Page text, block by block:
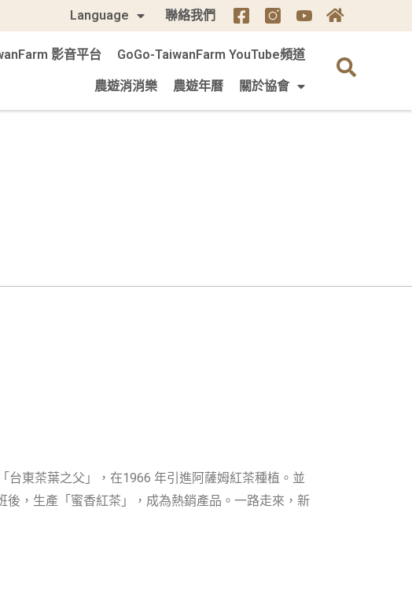
Language 聯絡我們
影音平台 GoGo-TaiwanFarm YouTube頻道
農遊消消樂 農遊年曆 關於協會
台東茶葉之父」，在1966 年引進阿薩姆紅茶種植。並
後，生產「蜜香紅茶」，成為熱銷產品。一路走來，新